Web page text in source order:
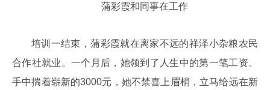
蒲彩霞和同事在工作
培训一结束，蒲彩霞就在离家不远的祥泽小杂粮农民
合作社就业。一个月后，她领到了人生中的第一笔工资。
手中揣着崭新的3000元，她不禁喜上眉梢，立马给远在新